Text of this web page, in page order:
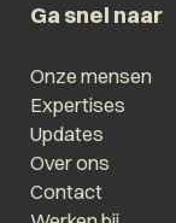
Ga snel naar
Onze mensen
Expertises
Updates
Over ons
Contact